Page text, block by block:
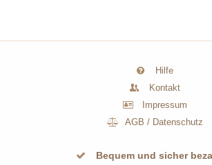
Hilfe
Kontakt
Impressum
AGB / Datenschutz
Bequem und sicher